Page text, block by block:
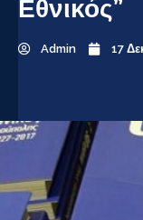
Εθνικός”
Admin 17